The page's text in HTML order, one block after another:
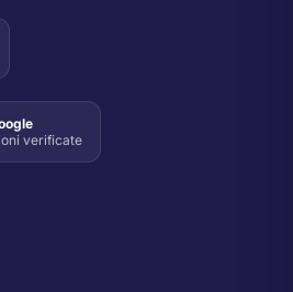
verificate